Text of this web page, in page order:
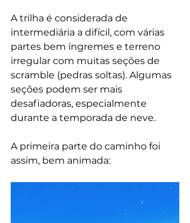
A trilha é considerada de
intermediária a difícil, com várias
partes bem íngremes e terreno
irregular com muitas seções de
scramble (pedras soltas). Algumas
seções podem ser mais
desafiadoras, especialmente
durante a temporada de neve.
A primeira parte do caminho foi
assim, bem animada: